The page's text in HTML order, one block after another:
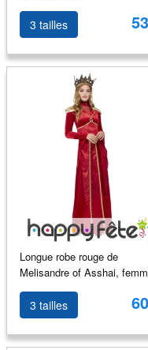
3 tailles
Longue robe rouge de
Melisandre of Asshai,
3 tailles